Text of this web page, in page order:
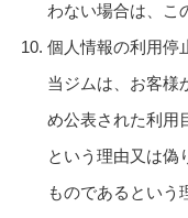
わない場合は、こ
個人情報の利用停
当ジムは、お客様
め公表された利用
という理由又は偽
ものであるという